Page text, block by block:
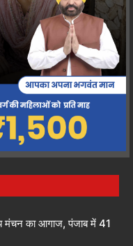
मंचन का आगाज, पंजाब में 41